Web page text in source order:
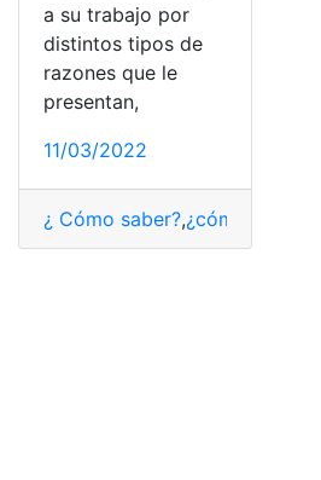
a su trabajo por
distintos tipos de
razones que le
presentan,
11/03/2022
¿ Cómo saber?,¿cómo lo hago?